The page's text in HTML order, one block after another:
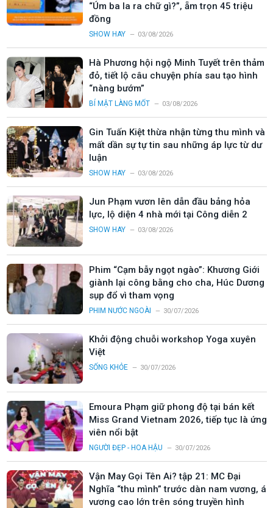
“Úm ba la ra chữ gì?”, ẵm trọn 45 triệu
đồng
SHOW HAY 03/08/2026
Hà Phương hội ngộ Minh Tuyết trên thảm
đỏ, tiết lộ câu chuyện phía sau tạo hình
“nàng bướm”
BÍ MẬT LÀNG MỐT 03/08/2026
Gin Tuấn Kiệt thừa nhận từng thu mình và
mất dần sự tự tin sau những áp lực từ dư
luận
SHOW HAY 03/08/2026
Jun Phạm vươn lên dẫn đầu bảng hỏa
lực, lộ diện 4 nhà mới tại Công diễn 2
SHOW HAY 03/08/2026
Phim “Cạm bẫy ngọt ngào”: Khương Giới
giành lại công bằng cho cha, Húc Dương
sụp đổ vì tham vọng
PHIM NƯỚC NGOÀI 30/07/2026
Khởi động chuỗi workshop Yoga xuyên
Việt
SỐNG KHỎE 30/07/2026
Emoura Phạm giữ phong độ tại bán kết
Miss Grand Vietnam 2026, tiếp tục là ứng
viên nổi bật
NGƯỜI ĐẸP - HOA HẬU 30/07/2026
Vận May Gọi Tên Ai? tập 21: MC Đại
Nghĩa “thu mình” trước dàn nam vương, á
vương cao lớn trên sóng truyền hình